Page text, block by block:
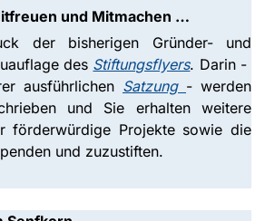
und Mitmachen …
der bisherigen Gründer- und
des Stiftungsflyers. Darin -
ausführlichen Satzung - werden
und Sie erhalten weitere
förderwürdige Projekte sowie die
und zuzustiften.